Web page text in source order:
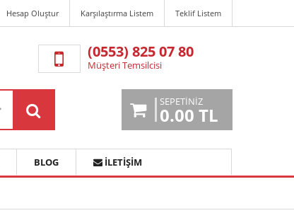
Hesap Oluştur Karşılaştırma Listem Teklif Listem
(0553) 825 07 80
Müşteri Temsilcisi
SEPETINIZ
0.00 TL
BLOG İLETIŞIM